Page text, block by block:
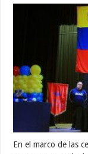
En el marco de las